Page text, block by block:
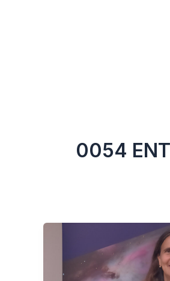
0054 ENT